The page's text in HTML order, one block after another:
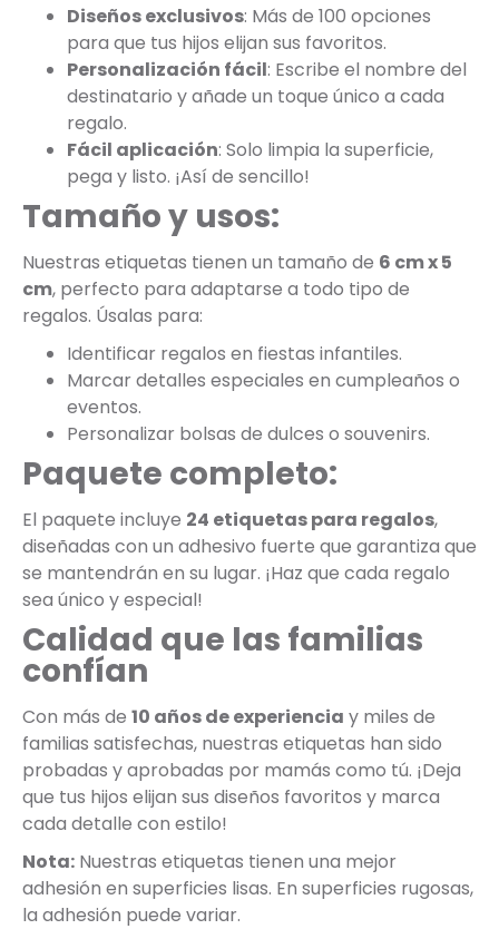
Diseños exclusivos: Más de 100 opciones
para que tus hijos elijan sus favoritos.
Personalización fácil: Escribe el nombre del
destinatario y añade un toque único a cada
regalo.
Fácil aplicación: Solo limpia la superficie,
pega y listo. ¡Así de sencillo!
Tamaño y usos:
Nuestras etiquetas tienen un tamaño de 6 cm x 5
cm, perfecto para adaptarse a todo tipo de
regalos. Úsalas para:
Identificar regalos en fiestas infantiles.
Marcar detalles especiales en cumpleaños o
eventos.
Personalizar bolsas de dulces o souvenirs.
Paquete completo:
El paquete incluye 24 etiquetas para regalos,
diseñadas con un adhesivo fuerte que garantiza que
se mantendrán en su lugar. ¡Haz que cada regalo
sea único y especial!
Calidad que las familias
confían
Con más de 10 años de experiencia y miles de
familias satisfechas, nuestras etiquetas han sido
probadas y aprobadas por mamás como tú. ¡Deja
que tus hijos elijan sus diseños favoritos y marca
cada detalle con estilo!
Nota: Nuestras etiquetas tienen una mejor
adhesión en superficies lisas. En superficies rugosas,
la adhesión puede variar.